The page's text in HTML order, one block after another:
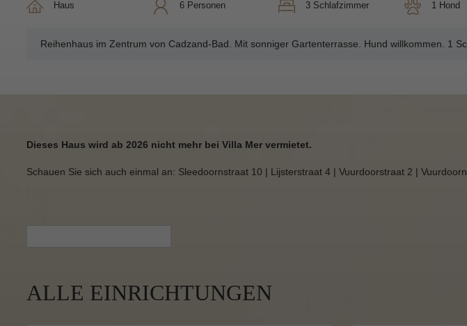
Haus 6 Personen 3 Schlafzimmer 1 Hond
Reihenhaus im Zentrum von Cadzand-Bad. Mit sonniger Gartenterrasse. Hund willkommen. 1
Dieses Haus wird ab 2026 nicht mehr bei Villa Mer vermietet.
Schauen Sie sich auch einmal an: Sleedoornstraat 10 | Lijsterstraat 4 | Vuurdoorstraat 2 |
ALLE EINRICHTUNGEN